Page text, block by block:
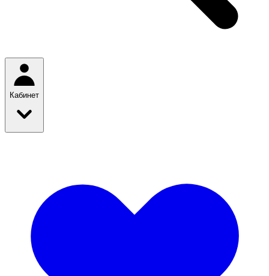
Кабинет